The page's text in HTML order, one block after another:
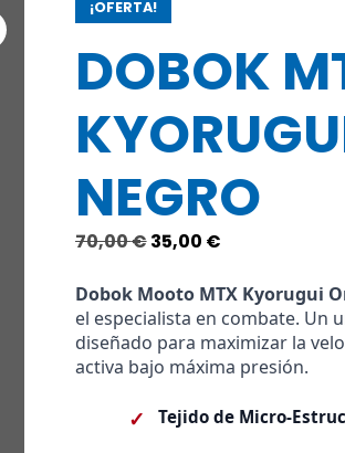
¡OFERTA!
DOBOK
NEGRO
70,00€El
original
era:
70,00 €.
35,00 €El
actual
es:
35,00 €.
Dobok Mooto MTX Kyorugui
el especialista en combate. Un
diseñado para maximizar la
activa bajo máxima presión.
✓ Tejido de Micro-